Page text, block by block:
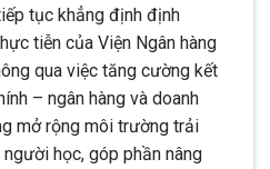
tục khẳng định định
tiễn của Viện Ngân hàng
qua việc tăng cường kết
– ngân hàng và doanh
mở rộng môi trường trải
học, góp phần nâng